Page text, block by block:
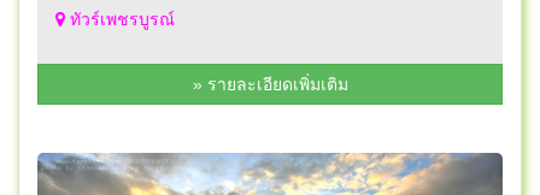
ทัวร์เพชรบูรณ์
» รายละเอียดเพิ่มเติม